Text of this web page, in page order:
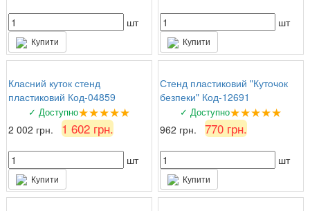
шт
Купити
шт
Купити
Класний куток стенд
пластиковий Код-04859
✓ Доступно★★★★★
2 002 грн. 1 602 грн.
шт
Купити
Стенд пластиковий "Куточок
безпеки" Код-12691
✓ Доступно★★★★★
962 грн. 770 грн.
шт
Купити